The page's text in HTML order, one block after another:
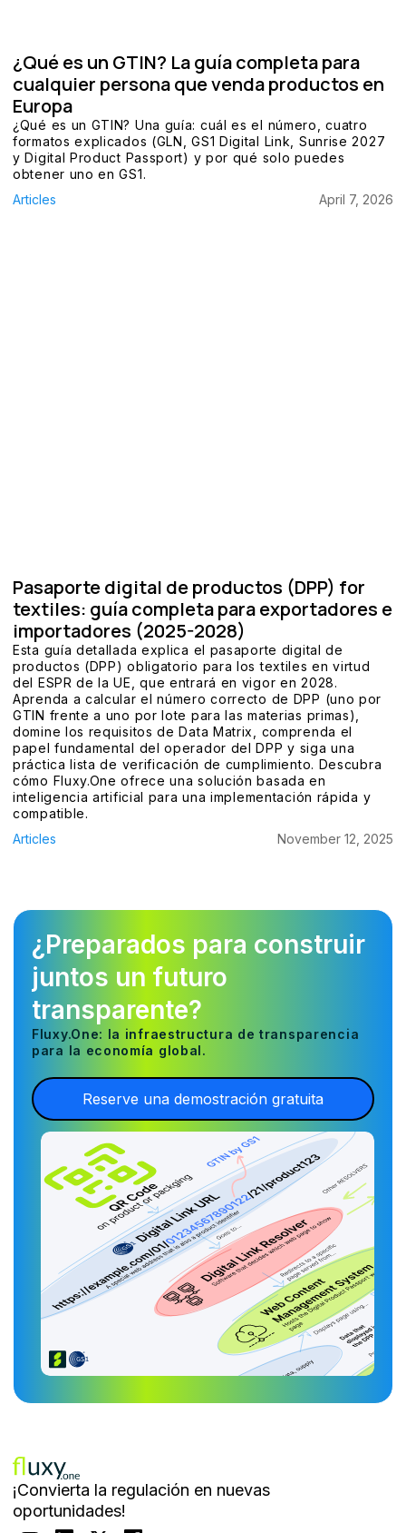
¿Qué es un GTIN? La guía completa para
cualquier persona que venda productos en
Europa
¿Qué es un GTIN? Una guía: cuál es el número, cuatro
formatos explicados (GLN, GS1 Digital Link, Sunrise 2027
y Digital Product Passport) y por qué solo puedes
obtener uno en GS1.
Articles
April 7, 2026
Pasaporte digital de productos (DPP) for
textiles: guía completa para exportadores e
importadores (2025-2028)
Esta guía detallada explica el pasaporte digital de
productos (DPP) obligatorio para los textiles en virtud
del ESPR de la UE, que entrará en vigor en 2028.
Aprenda a calcular el número correcto de DPP (uno por
GTIN frente a uno por lote para las materias primas),
domine los requisitos de Data Matrix, comprenda el
papel fundamental del operador del DPP y siga una
práctica lista de verificación de cumplimiento. Descubra
cómo Fluxy.One ofrece una solución basada en
inteligencia artificial para una implementación rápida y
compatible.
Articles
November 12, 2025
¿Preparados para construir
juntos un futuro
transparente?
Fluxy.One: la infraestructura de transparencia
para la economía global.
Reserve una demostración gratuita
¡Convierta la regulación en nuevas
oportunidades!